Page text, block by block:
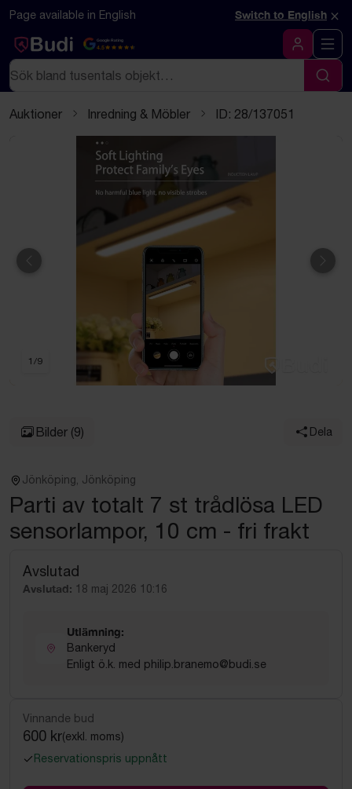
Hoppa till innehåll
Textbaserad (markdown) version av denna sida
Page available in English Switch to English ×
Google Rating
4.5
Logga in
Sök
Sök
Auktioner Inredning & Möbler ID: 28/137051
Föregående
1 /9
Bilder (9) Dela
Jönköping, Jönköping
Parti av totalt 7 st trådlösa LED
sensorlampor, 10 cm - fri frakt
Avslutad
Avslutad: 18 maj 2026 10:16
Utlämning:
Bankeryd
Enligt ö.k. med philip.branemo@budi.se
Vinnande bud
600 kr(exkl. moms)
Reservationspris uppnått